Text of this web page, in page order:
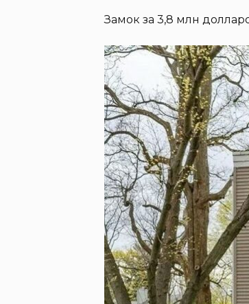
Замок за 3,8 млн